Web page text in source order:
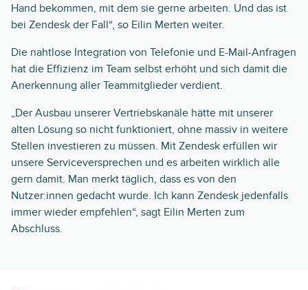
Hand bekommen, mit dem sie gerne arbeiten. Und das ist
bei Zendesk der Fall“, so Eilin Merten weiter.
Die nahtlose Integration von Telefonie und E-Mail-Anfragen
hat die Effizienz im Team selbst erhöht und sich damit die
Anerkennung aller Teammitglieder verdient.
„Der Ausbau unserer Vertriebskanäle hätte mit unserer
alten Lösung so nicht funktioniert, ohne massiv in weitere
Stellen investieren zu müssen. Mit Zendesk erfüllen wir
unsere Serviceversprechen und es arbeiten wirklich alle
gern damit. Man merkt täglich, dass es von den
Nutzer:innen gedacht wurde. Ich kann Zendesk jedenfalls
immer wieder empfehlen“, sagt Eilin Merten zum
Abschluss.